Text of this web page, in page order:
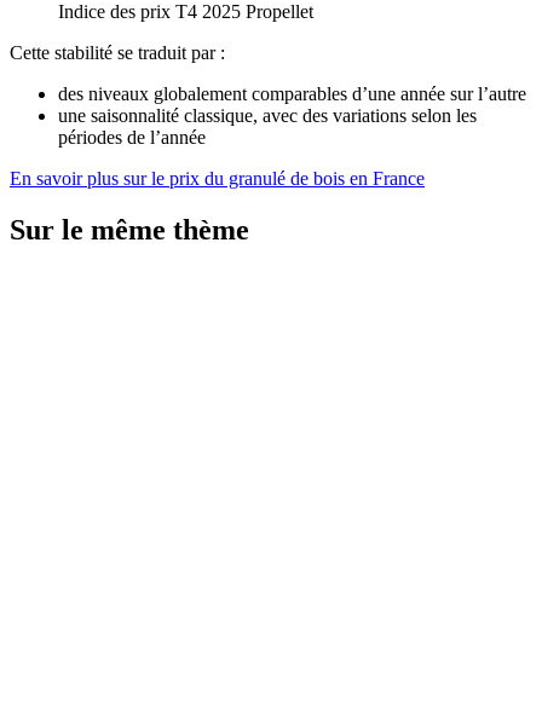
Indice des prix T4 2025 Propellet
Cette stabilité se traduit par :
des niveaux globalement comparables d’une année sur l’autre
une saisonnalité classique, avec des variations selon les
périodes de l’année
En savoir plus sur le prix du granulé de bois en France
Sur le même thème